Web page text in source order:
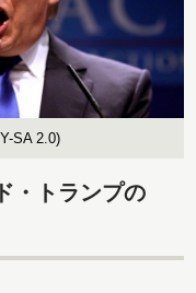
SA 2.0)
・トランプの